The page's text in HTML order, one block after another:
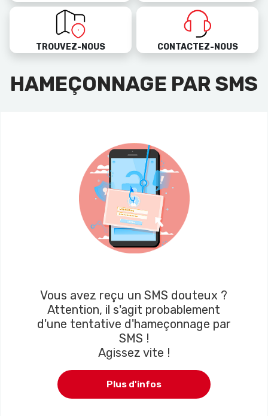
TROUVEZ-NOUS CONTACTEZ-NOUS
HAMEÇONNAGE PAR SMS
Vous avez reçu un SMS douteux ?
Attention, il s'agit probablement
d'une tentative d'hameçonnage par
SMS !
Agissez vite !
Plus d'infos